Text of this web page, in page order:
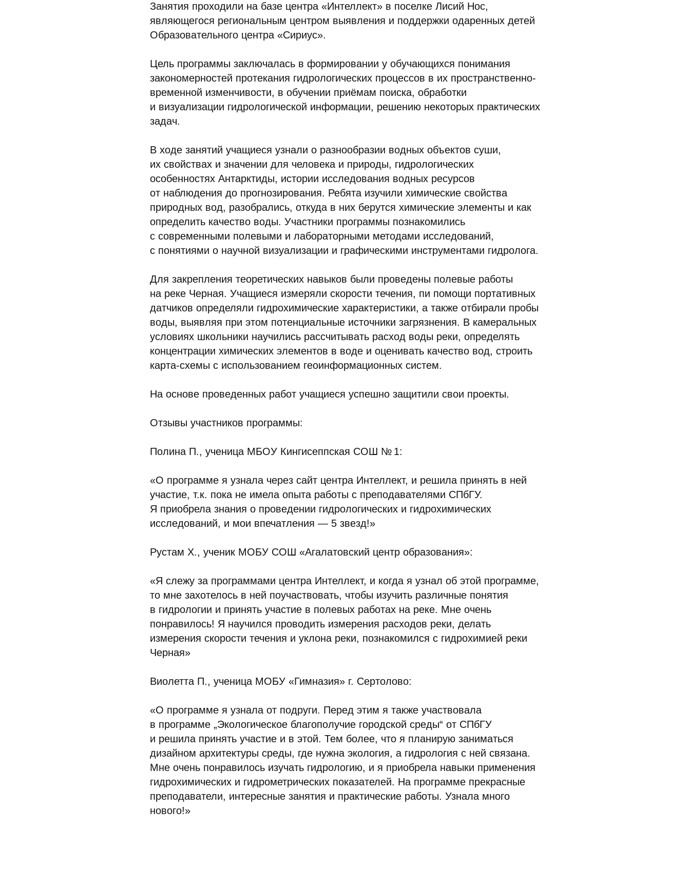
Занятия проходили на базе центра «Интеллект» в поселке Лисий Нос,
являющегося региональным центром выявления и поддержки одаренных детей
Образовательного центра «Сириус».
Цель программы заключалась в формировании у обучающихся понимания
закономерностей протекания гидрологических процессов в их пространственно-
временной изменчивости, в обучении приёмам поиска, обработки
и визуализации гидрологической информации, решению некоторых практических
задач.
В ходе занятий учащиеся узнали о разнообразии водных объектов суши,
их свойствах и значении для человека и природы, гидрологических
особенностях Антарктиды, истории исследования водных ресурсов
от наблюдения до прогнозирования. Ребята изучили химические свойства
природных вод, разобрались, откуда в них берутся химические элементы и как
определить качество воды. Участники программы познакомились
с современными полевыми и лабораторными методами исследований,
с понятиями о научной визуализации и графическими инструментами гидролога.
Для закрепления теоретических навыков были проведены полевые работы
на реке Черная. Учащиеся измеряли скорости течения, пи помощи портативных
датчиков определяли гидрохимические характеристики, а также отбирали пробы
воды, выявляя при этом потенциальные источники загрязнения. В камеральных
условиях школьники научились рассчитывать расход воды реки, определять
концентрации химических элементов в воде и оценивать качество вод, строить
карта-схемы с использованием геоинформационных систем.
На основе проведенных работ учащиеся успешно защитили свои проекты.
Отзывы участников программы:
Полина П., ученица МБОУ Кингисеппская СОШ № 1:
«О программе я узнала через сайт центра Интеллект, и решила принять в ней
участие, т.к. пока не имела опыта работы с преподавателями СПбГУ.
Я приобрела знания о проведении гидрологических и гидрохимических
исследований, и мои впечатления — 5 звезд!»
Рустам Х., ученик МОБУ СОШ «Агалатовский центр образования»:
«Я слежу за программами центра Интеллект, и когда я узнал об этой программе,
то мне захотелось в ней поучаствовать, чтобы изучить различные понятия
в гидрологии и принять участие в полевых работах на реке. Мне очень
понравилось! Я научился проводить измерения расходов реки, делать
измерения скорости течения и уклона реки, познакомился с гидрохимией реки
Черная»
Виолетта П., ученица МОБУ «Гимназия» г. Сертолово:
«О программе я узнала от подруги. Перед этим я также участвовала
в программе „Экологическое благополучие городской среды“ от СПбГУ
и решила принять участие и в этой. Тем более, что я планирую заниматься
дизайном архитектуры среды, где нужна экология, а гидрология с ней связана.
Мне очень понравилось изучать гидрологию, и я приобрела навыки применения
гидрохимических и гидрометрических показателей. На программе прекрасные
преподаватели, интересные занятия и практические работы. Узнала много
нового!»